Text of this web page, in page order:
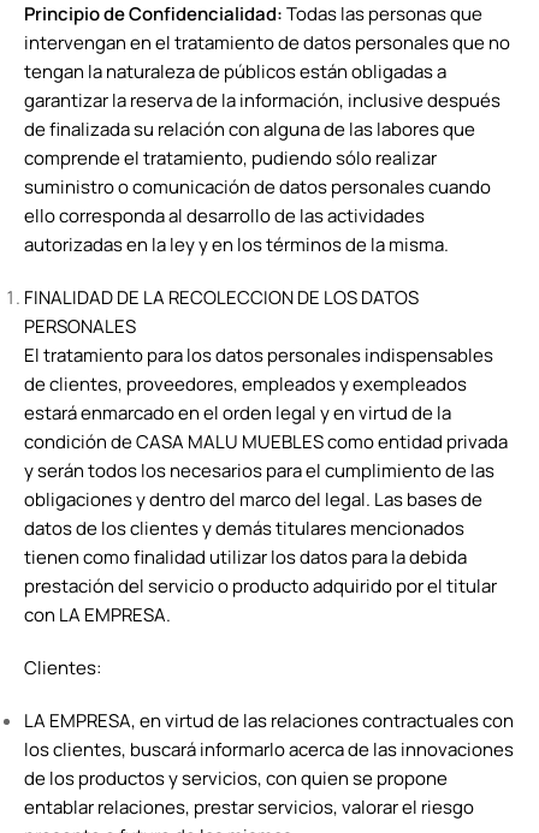
Principio de Confidencialidad:Todas las personas que
intervengan en el tratamiento de datos personales que no
tengan la naturaleza de públicos están obligadas a
garantizar la reserva de la información, inclusive después
de finalizada su relación con alguna de las labores que
comprende el tratamiento, pudiendo sólo realizar
suministro o comunicación de datos personales cuando
ello corresponda al desarrollo de las actividades
autorizadas en la ley y en los términos de la misma.
FINALIDAD DE LA RECOLECCION DE LOS DATOS
PERSONALES
El tratamiento para los datos personales indispensables
de clientes, proveedores, empleados y exempleados
estará enmarcado en el orden legal y en virtud de la
condición de CASA MALU MUEBLES como entidad privada
y serán todos los necesarios para el cumplimiento de las
obligaciones y dentro del marco del legal. Las bases de
datos de los clientes y demás titulares mencionados
tienen como finalidad utilizar los datos para la debida
prestación del servicio o producto adquirido por el titular
con LA EMPRESA.
Clientes:
LA EMPRESA, en virtud de las relaciones contractuales con
los clientes, buscará informarlo acerca de las innovaciones
de los productos y servicios, con quien se propone
entablar relaciones, prestar servicios, valorar el riesgo